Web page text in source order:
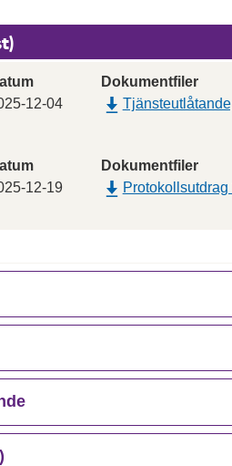
12-04
Dokumentfiler
12-19
Dokumentfiler